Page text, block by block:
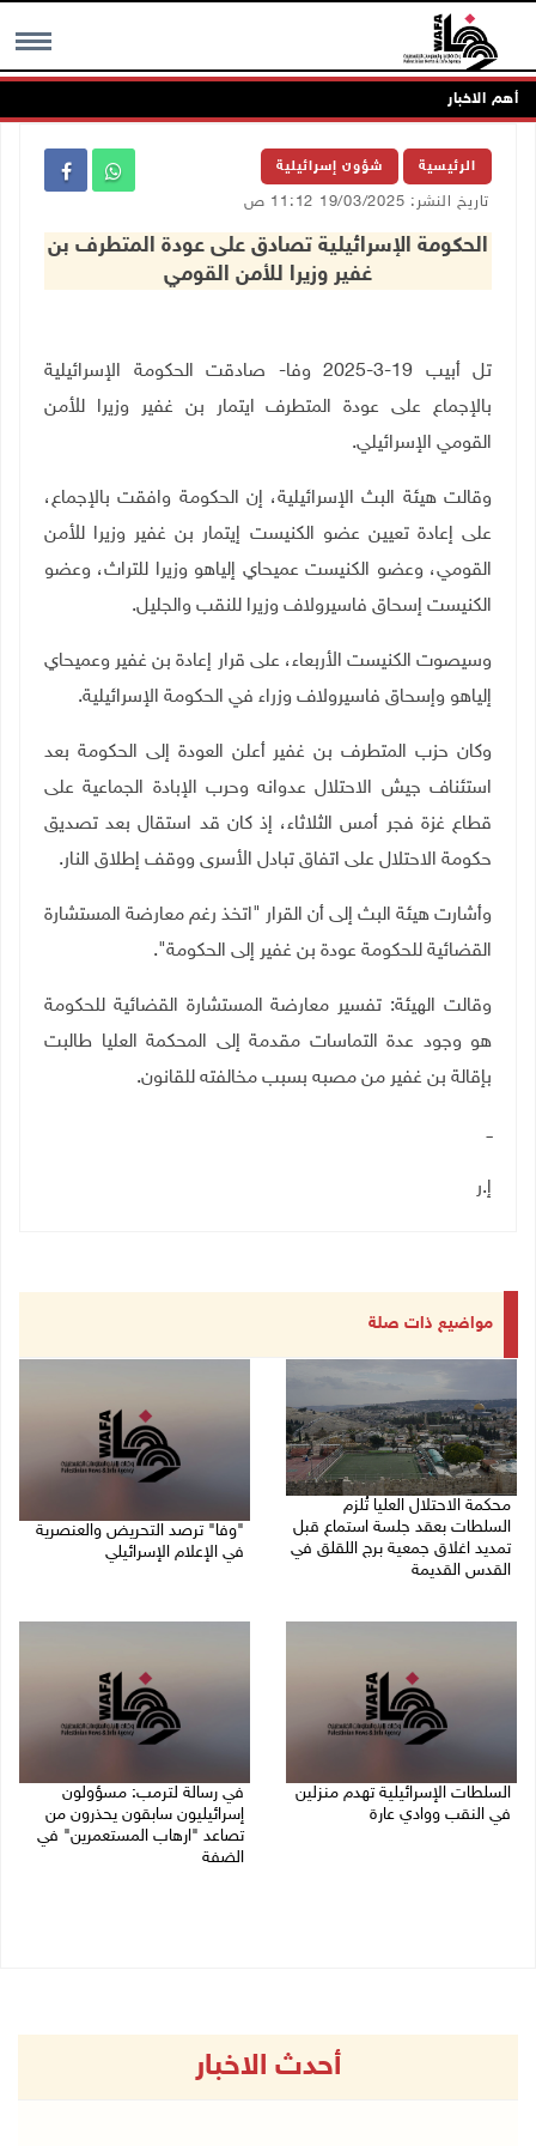
MENU أهم الاخبار
الرئيسية شؤون إسرائيلية
تاريخ النشر: 19/03/2025 11:12 ص
الحكومة الإسرائيلية تصادق على عودة المتطرف بن
غفير وزيرا للأمن القومي
تل أبيب 19-3-2025 وفا- صادقت الحكومة الإسرائيلية
بالإجماع على عودة المتطرف ايتمار بن غفير وزيرا للأمن
القومي الإسرائيلي.
وقالت هيئة البث الإسرائيلية، إن الحكومة وافقت بالإجماع،
على إعادة تعيين عضو الكنيست إيتمار بن غفير وزيرا للأمن
القومي، وعضو الكنيست عميحاي إلياهو وزيرا للتراث، وعضو
الكنيست إسحاق فاسيرولاف وزيرا للنقب والجليل.
وسيصوت الكنيست الأربعاء، على قرار إعادة بن غفير وعميحاي
إلياهو وإسحاق فاسيرولاف وزراء في الحكومة الإسرائيلية.
وكان حزب المتطرف بن غفير أعلن العودة إلى الحكومة بعد
استئناف جيش الاحتلال عدوانه وحرب الإبادة الجماعية على
قطاع غزة فجر أمس الثلاثاء، إذ كان قد استقال بعد تصديق
حكومة الاحتلال على اتفاق تبادل الأسرى ووقف إطلاق النار.
وأشارت هيئة البث إلى أن القرار "اتخذ رغم معارضة المستشارة
القضائية للحكومة عودة بن غفير إلى الحكومة".
وقالت الهيئة: تفسير معارضة المستشارة القضائية للحكومة
هو وجود عدة التماسات مقدمة إلى المحكمة العليا طالبت
بإقالة بن غفير من مصبه بسبب مخالفته للقانون.
ــ
إ.ر
مواضيع ذات صلة
محكمة الاحتلال العليا تُلزم
السلطات بعقد جلسة استماع قبل
تمديد اغلاق جمعية برج اللقلق في
القدس القديمة
"وفا" ترصد التحريض والعنصرية
في الإعلام الإسرائيلي
السلطات الإسرائيلية تهدم منزلين
في النقب ووادي عارة
في رسالة لترمب: مسؤولون
إسرائيليون سابقون يحذرون من
تصاعد "ارهاب المستعمرين" في
الضفة
أحدث الاخبار